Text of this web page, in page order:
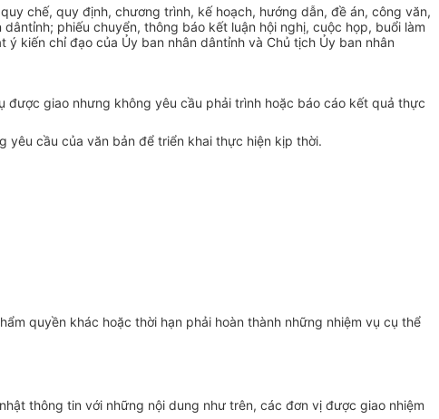
chế, quy định, chương trình, kế hoạch, hướng dẫn, đề án, công văn,
dântỉnh; phiếu chuyển, thông báo kết luận hội nghị, cuộc họp, buổi làm
ý kiến chỉ đạo của Ủy ban nhân dântỉnh và Chủ tịch Ủy ban nhân
được giao nhưng không yêu cầu phải trình hoặc báo cáo kết quả thực
yêu cầu của văn bản để triển khai thực hiện kịp thời.
ẩm quyền khác hoặc thời hạn phải hoàn thành những nhiệm vụ cụ thể
thông tin với những nội dung như trên, các đơn vị được giao nhiệm